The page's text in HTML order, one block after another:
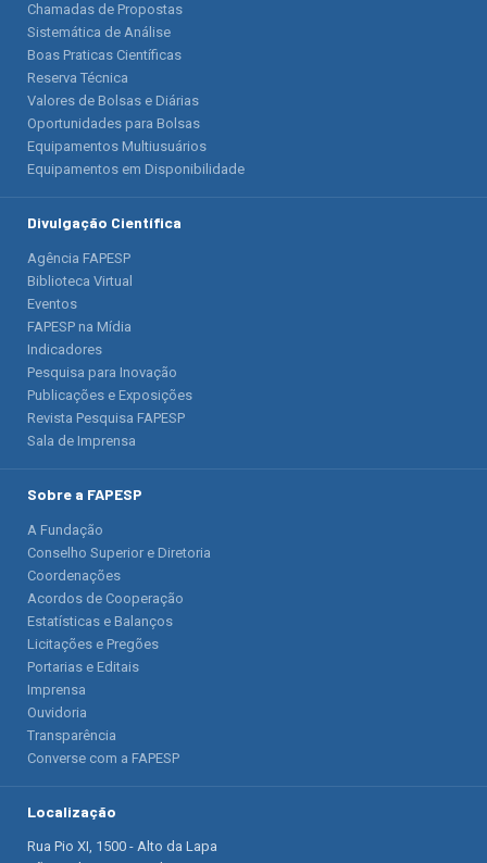
Chamadas de Propostas
Sistemática de Análise
Boas Praticas Científicas
Reserva Técnica
Valores de Bolsas e Diárias
Oportunidades para Bolsas
Equipamentos Multiusuários
Equipamentos em Disponibilidade
Divulgação Científica
Agência FAPESP
Biblioteca Virtual
Eventos
FAPESP na Mídia
Indicadores
Pesquisa para Inovação
Publicações e Exposições
Revista Pesquisa FAPESP
Sala de Imprensa
Sobre a FAPESP
A Fundação
Conselho Superior e Diretoria
Coordenações
Acordos de Cooperação
Estatísticas e Balanços
Licitações e Pregões
Portarias e Editais
Imprensa
Ouvidoria
Transparência
Converse com a FAPESP
Localização
Rua Pio XI, 1500 - Alto da Lapa